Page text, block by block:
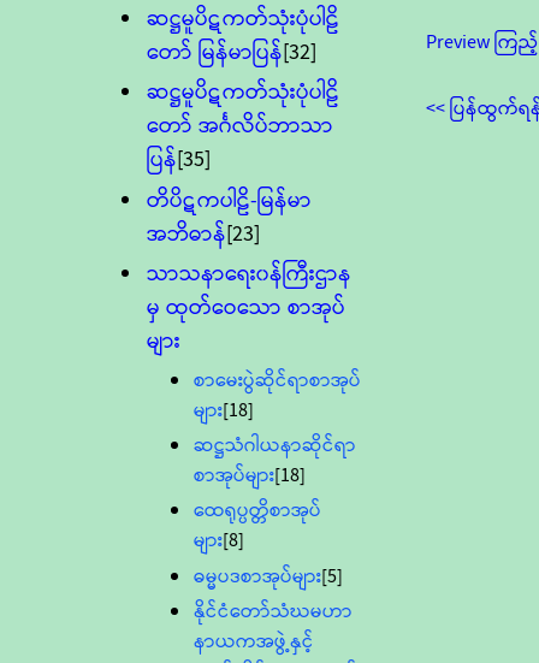
ဆဋ္ဌမူပိဋကတ်သုံးပုံပါဠိ
တော် မြန်မာပြန်[32]
ဆဋ္ဌမူပိဋကတ်သုံးပုံပါဠိ
တော် အင်္ဂလိပ်ဘာသာ
ပြန်[35]
တိပိဋကပါဠိ-မြန်မာ
အဘိဓာန်[23]
သာသနာရေး၀န်ကြီးဌာန
မှ ထုတ်ဝေသော စာအုပ်
များ
စာမေးပွဲဆိုင်ရာစာအုပ်
များ[18]
ဆဋ္ဌသံဂါယနာဆိုင်ရာ
စာအုပ်များ[18]
ထေရုပ္ပတ္တိစာအုပ်
များ[8]
ဓမ္မပဒစာအုပ်များ[5]
နိုင်ငံတော်သံဃမဟာ
နာယကအဖွဲ့နှင့်
Preview ကြ
<< ပြန်ထွက်ရ